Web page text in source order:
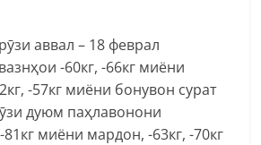
аввал – 18 феврал
-60кг, -66кг миёни
-57кг миёни бонувон сурат
дуюм паҳлавонони
миёни мардон, -63кг, -70кг